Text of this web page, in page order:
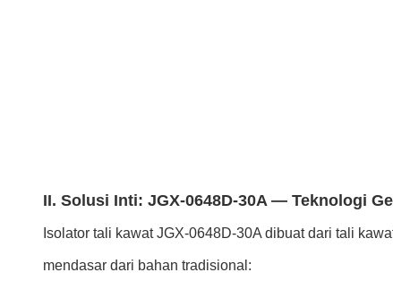
II. Solusi Inti: JGX-0648D-30A — Teknologi
Isolator tali kawat JGX-0648D-30A dibuat dari tali
mendasar dari bahan tradisional: